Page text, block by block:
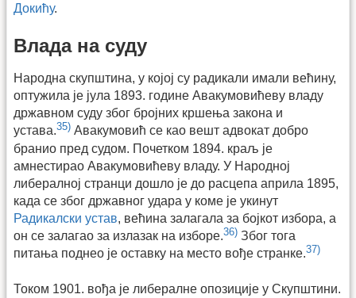
Докићу.
Влада на суду
Народна скупштина, у којој су радикали имали већину,
оптужила је јула 1893. године Авакумовићеву владу
државном суду због бројних кршења закона и
устава.35) Авакумовић се као вешт адвокат добро
бранио пред судом. Почетком 1894. краљ је
амнестирао Авакумовићеву владу. У Народној
либералној странци дошло је до расцепа априла 1895,
када се због државног удара у коме је укинут
Радикалски устав, већина залагала за бојкот избора, а
он се залагао за излазак на изборе.36) Због тога
питања поднео је оставку на место вође странке.37)
Током 1901. вођа је либералне опозиције у Скупштини.